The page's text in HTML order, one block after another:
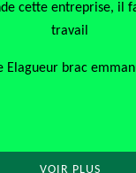
il fait
emmanuel
VOIR PLUS